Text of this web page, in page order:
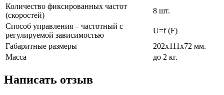
Количество фиксированных частот
(скоростей)
8 шт.
Способ управления – частотный с
регулируемой зависимостью
U=f (F)
Габаритные размеры
202х111х72 мм.
Масса
до 2 кг.
Написать отзыв